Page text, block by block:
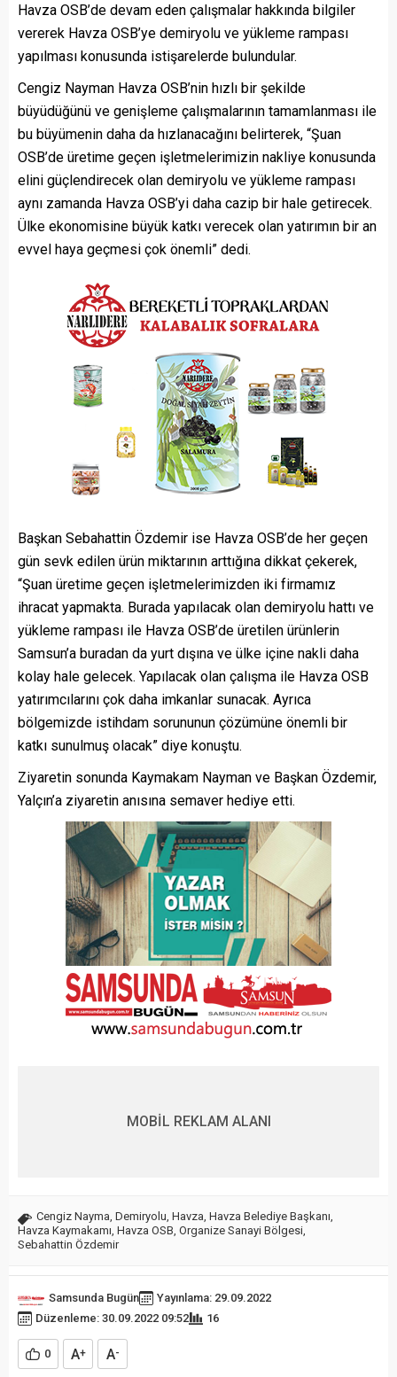
Havza OSB’de devam eden çalışmalar hakkında bilgiler
vererek Havza OSB’ye demiryolu ve yükleme rampası
yapılması konusunda istişarelerde bulundular.
Cengiz Nayman Havza OSB’nin hızlı bir şekilde
büyüdüğünü ve genişleme çalışmalarının tamamlanması ile
bu büyümenin daha da hızlanacağını belirterek, “Şuan
OSB’de üretime geçen işletmelerimizin nakliye konusunda
elini güçlendirecek olan demiryolu ve yükleme rampası
aynı zamanda Havza OSB’yi daha cazip bir hale getirecek.
Ülke ekonomisine büyük katkı verecek olan yatırımın bir an
evvel haya geçmesi çok önemli” dedi.
Başkan Sebahattin Özdemir ise Havza OSB’de her geçen
gün sevk edilen ürün miktarının arttığına dikkat çekerek,
“Şuan üretime geçen işletmelerimizden iki firmamız
ihracat yapmakta. Burada yapılacak olan demiryolu hattı ve
yükleme rampası ile Havza OSB’de üretilen ürünlerin
Samsun’a buradan da yurt dışına ve ülke içine nakli daha
kolay hale gelecek. Yapılacak olan çalışma ile Havza OSB
yatırımcılarını çok daha imkanlar sunacak. Ayrıca
bölgemizde istihdam sorununun çözümüne önemli bir
katkı sunulmuş olacak” diye konuştu.
Ziyaretin sonunda Kaymakam Nayman ve Başkan Özdemir,
Yalçın’a ziyaretin anısına semaver hediye etti.
MOBİL REKLAM ALANI
Cengiz Nayma Demiryolu Havza Havza Belediye Başkanı
Havza Kaymakamı Havza OSB Organize Sanayi Bölgesi
Sebahattin Özdemir
Samsunda Bugün
Yayınlama: 29.09.2022
Düzenleme: 30.09.2022 09:52
16
0 A+ A-